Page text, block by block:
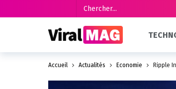
Accueil Actualités Économie Ripple